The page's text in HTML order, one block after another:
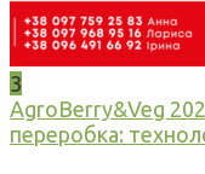
3
AgroBerry&Veg
переробка: